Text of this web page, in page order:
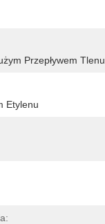
Przepływem Tlenu
Etylenu